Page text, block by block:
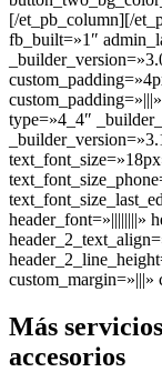
[/et_pb_column][/
fb_built=»1″
type=»4_4″
header_font=»||||||||»
custom_margin=»|||»
Más
accesorios